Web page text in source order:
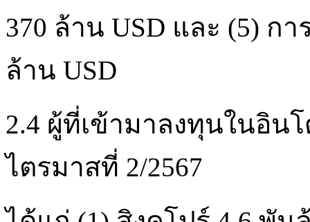
370 ล้าน USD และ (5) ก
ล้าน USD
2.4 ผู้ที่เข้ามาลงทุนในอิน
ไตรมาสที่ 2/2567